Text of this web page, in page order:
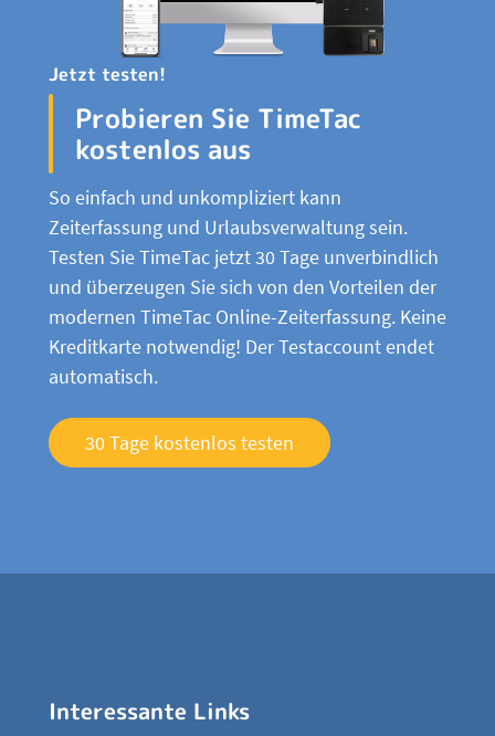
Jetzt testen!
Probieren Sie TimeTac
kostenlos aus
So einfach und unkompliziert kann
Zeiterfassung und Urlaubsverwaltung sein.
Testen Sie TimeTac jetzt 30 Tage unverbindlich
und überzeugen Sie sich von den Vorteilen der
modernen TimeTac Online-Zeiterfassung. Keine
Kreditkarte notwendig! Der Testaccount endet
automatisch.
30 Tage kostenlos testen
Interessante Links